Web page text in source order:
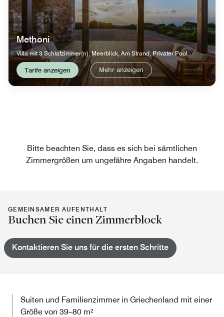
Methoni
Villa mit 3 Schlafzimmer(n), Meerblick, Am Strand, Privater Pool
Tarife anzeigen Mehr anzeigen
Bitte beachten Sie, dass es sich bei sämtlichen
Zimmergrößen um ungefähre Angaben handelt.
GEMEINSAMER AUFENTHALT
Buchen Sie einen Zimmerblock
Kontaktieren Sie uns für die ersten Schritte
Suiten und Familienzimmer in Griechenland mit einer
Größe von 39–80 m²